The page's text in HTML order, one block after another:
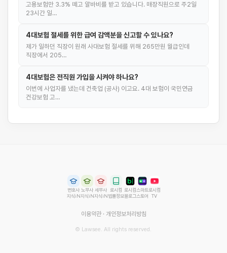
고용보험만 3.3% 떼고 알바비를 받고 있습니다. 매장직원으로 주2일
23시간 일…
4대보험 절세를 위한 급여 감액분을 신고할 수 있나요?
제가 일하던 직장이 원래 사대보험 절세를 위해 265만원 월급인데
직장에서 205…
4대보험은 전직원 가입을 시켜야 하나요?
이번에 사업자를 냈는데 건축업 (공사) 이고요. 4대 보험이 국민연금
건강보험 고…
변호사
지식iN
노무사
지식iN
세무사
지식iN
로시컴
법률정보
로시컴
블로그
스마트
스토어
로시컴
TV
이용약관· 개인정보처리방침
© Lawsee. All rights reserved.